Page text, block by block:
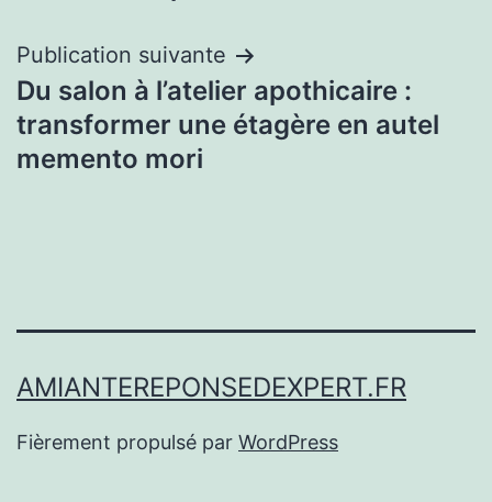
Publication suivante
Du salon à l’atelier apothicaire :
transformer une étagère en autel
memento mori
AMIANTEREPONSEDEXPERT.FR
Fièrement propulsé par WordPress